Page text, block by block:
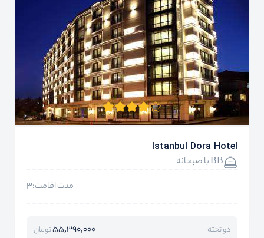
Istanbul Dora Hotel
BB با صبحانه
مدت اقامت:3
دو تخته 55,390,000تومان